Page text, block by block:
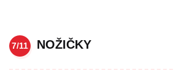
7/11 NOŽIČKY